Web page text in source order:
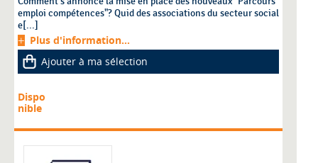
emploi compétences"? Quid des associations du secteur social
e[...]
Plus d'information...
Ajouter à ma sélection
Dispo
nible